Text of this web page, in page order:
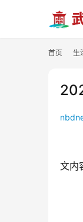
首页 生
文内